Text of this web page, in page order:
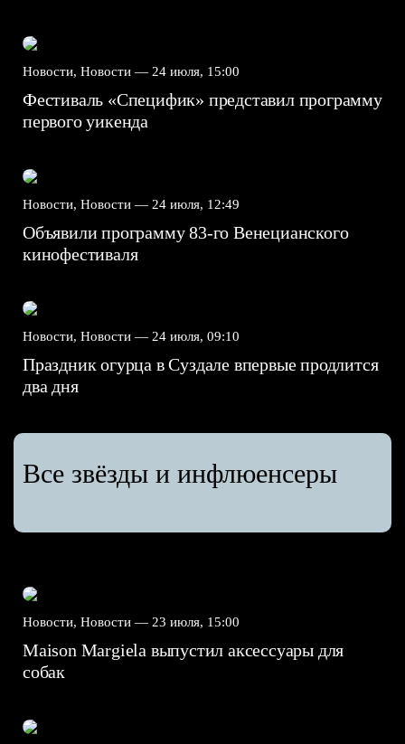
Новости, Новости — 24 июля, 15:00
Фестиваль «Специфик» представил программу
первого уикенда
Новости, Новости — 24 июля, 12:49
Объявили программу 83-го Венецианского
кинофестиваля
Новости, Новости — 24 июля, 09:10
Праздник огурца в Суздале впервые продлится
два дня
Все звёзды и инфлюенсеры
Новости, Новости — 23 июля, 15:00
Maison Margiela выпустил аксессуары для
собак